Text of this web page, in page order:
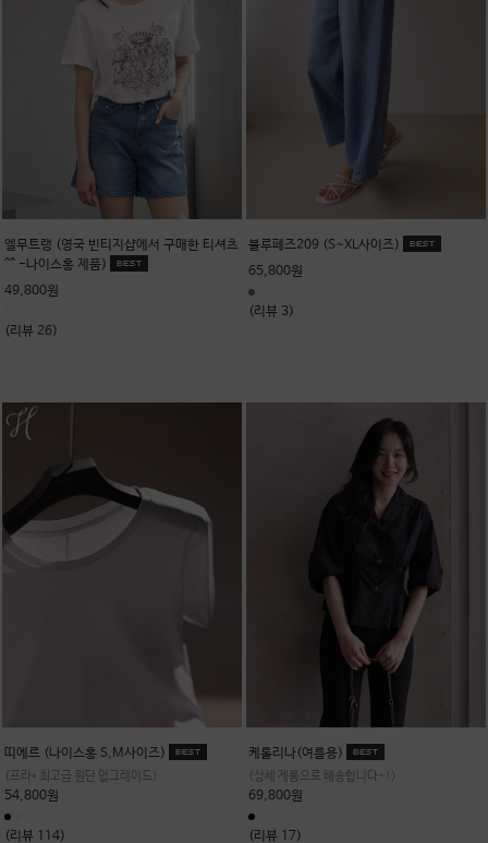
엘무트랭 (영국 빈티지샵에서 구매한 티셔츠
^^ -나이스홍 제품)
49,800원
(리뷰 26)
블루페즈209 (S~XL사이즈)
65,800원
(리뷰 3)
띠에르 (나이스홍 S,M사이즈)
(프라* 최고급 원단 업그레이드)
54,800원
(리뷰 114)
케롤리나(여름용)
(상세 제품으로 배송합니다~!)
69,800원
(리뷰 17)